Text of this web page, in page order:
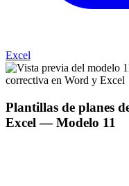
Excel
Plantillas de planes
Excel — Modelo 11